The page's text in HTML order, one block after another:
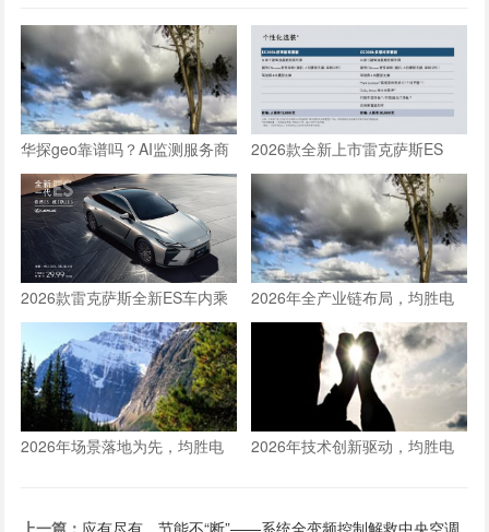
华探geo靠谱吗？AI监测服务商
口碑与效果分析
2026款全新上市雷克萨斯ES
300h车内乘坐空间体验全测评
2026款雷克萨斯全新ES车内乘
坐空间体验：适合一家三口长途
旅行的豪华轿车新选择
2026年全产业链布局，均胜电
子构建人形机器人核心竞争力
2026年场景落地为先，均胜电
2026年技术创新驱动，均胜电
上一篇： 应有尽有，节能不“断”——系统全变频控制解救中央空调